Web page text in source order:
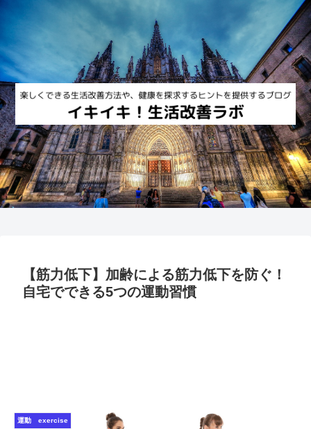
【筋力低下】加齢による筋力低下を防ぐ！
自宅でできる5つの運動習慣
運動 exercise